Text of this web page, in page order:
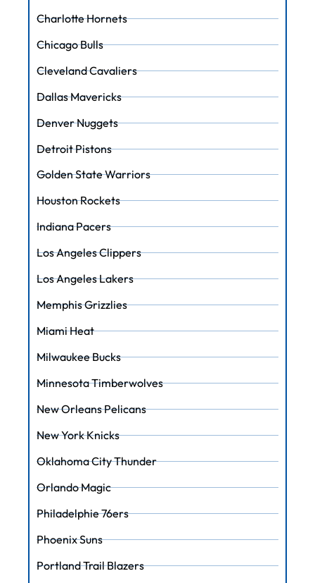
Charlotte Hornets
Chicago Bulls
Cleveland Cavaliers
Dallas Mavericks
Denver Nuggets
Detroit Pistons
Golden State Warriors
Houston Rockets
Indiana Pacers
Los Angeles Clippers
Los Angeles Lakers
Memphis Grizzlies
Miami Heat
Milwaukee Bucks
Minnesota Timberwolves
New Orleans Pelicans
New York Knicks
Oklahoma City Thunder
Orlando Magic
Philadelphie 76ers
Phoenix Suns
Portland Trail Blazers